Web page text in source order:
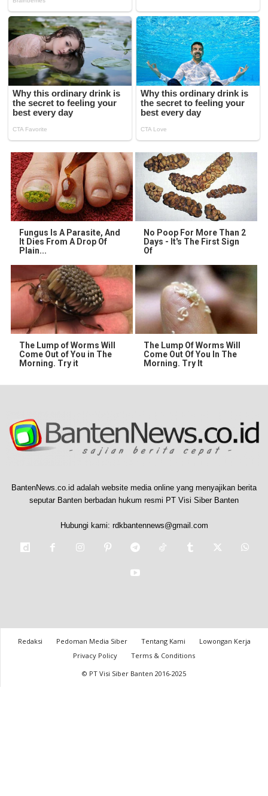
Fungus Is A Parasite, And
It Dies From A Drop Of
Plain...
No Poop For More Than 2
Days - It's The First Sign
Of
The Lump of Worms Will
Come Out of You in The
Morning. Try it
The Lump Of Worms Will
Come Out Of You In The
Morning. Try It
BantenNews.co.id adalah website media online yang menyajikan berita
seputar Banten berbadan hukum resmi PT Visi Siber Banten
Hubungi kami: rdkbantennews@gmail.com
Redaksi Pedoman Media Siber Tentang Kami
Lowongan Kerja
Privacy Policy
Terms & Conditions
© PT Visi Siber Banten 2016-2025